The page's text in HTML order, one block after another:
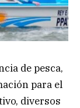
de pesca,
para el
diversos